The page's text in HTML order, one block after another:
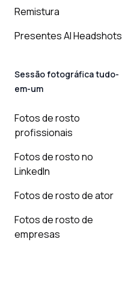
Remistura
Presentes AI Headshots
Sessão fotográfica tudo-
em-um
Fotos de rosto
profissionais
Fotos de rosto no
LinkedIn
Fotos de rosto de ator
Fotos de rosto de
empresas